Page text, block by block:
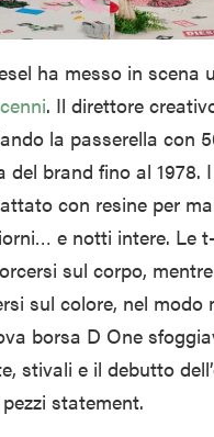
ha messo in scena
. Il direttore
la passerella con
brand fino al 1978.
con resine per
e notti intere. Le
sul corpo,
sul colore, nel
borsa D One
stivali e il debutto
statement.